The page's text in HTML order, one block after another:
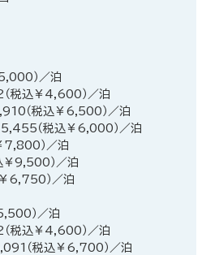
）／泊
（税込￥4,600）／泊
（税込￥6,500）／泊
5,455（税込￥6,000）／泊
7,800）／泊
￥9,500）／泊
6,750）／泊
）／泊
（税込￥4,600）／泊
（税込￥6,700）／泊